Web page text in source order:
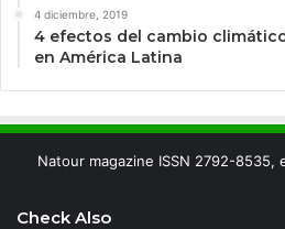
4 diciembre, 2019
4 efectos del cambio
en América Latina
Natour magazine ISSN 2792-8535,
Check Also